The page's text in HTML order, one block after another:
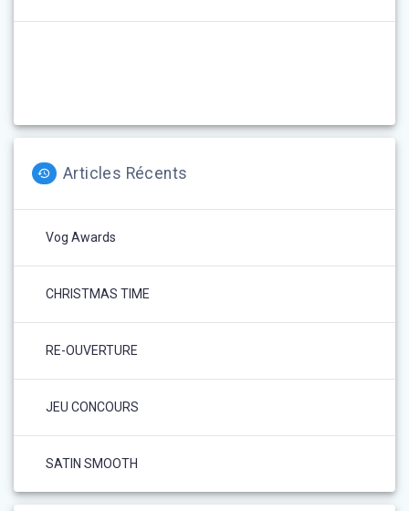
Articles Récents
Vog Awards
CHRISTMAS TIME
RE-OUVERTURE
JEU CONCOURS
SATIN SMOOTH